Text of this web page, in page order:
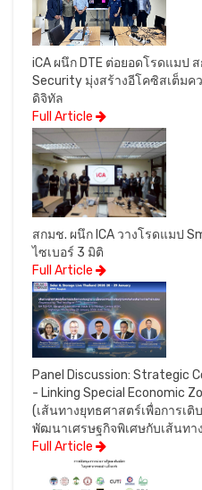
iCA ผนึก DTE ต่อยอดโรดแมป
Security มุ่งสร้างอีโคซิสเต็ม
ดิจิทัล
Full Article
สกมช. ผนึก ICA วางโรดแมป
ไซเบอร์ 3 มิติ
Full Article
Panel Discussion: Strategic
- Linking Special Economic
(เส้นทางยุทธศาสตร์เพื่อการเติ
พัฒนาเศรษฐกิจพิเศษกับเส้นทา
Full Article